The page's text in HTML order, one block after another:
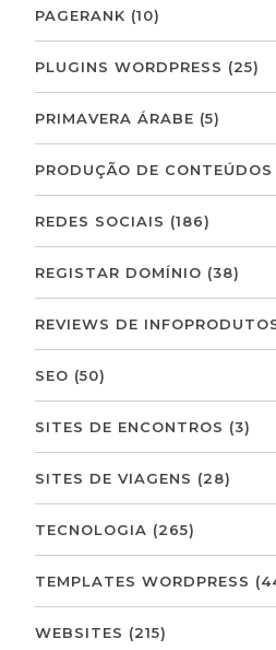
PAGERANK (10)
PLUGINS WORDPRESS (25)
PRIMAVERA ÁRABE (5)
PRODUÇÃO DE
REDES SOCIAIS (186)
REGISTAR DOMÍNIO (38)
REVIEWS DE
SEO (50)
SITES DE ENCONTROS (3)
SITES DE VIAGENS (28)
TECNOLOGIA (265)
TEMPLATES WORDPRESS
WEBSITES (215)